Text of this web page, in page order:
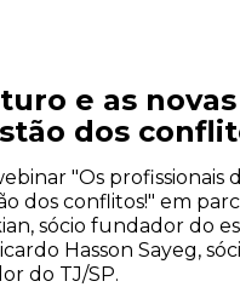
e as
dos
"Os
dos conflitos!" em
sócio fundador do
Hasson Sayeg,
do TJ/SP.